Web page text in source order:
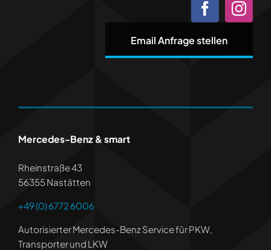
Email Anfrage stellen
Mercedes-Benz & smart
Rheinstraße 43
56355 Nastätten
+49 (0) 6772 6006
Autorisierter Mercedes-Benz Service für PKW,
Transporter und LKW